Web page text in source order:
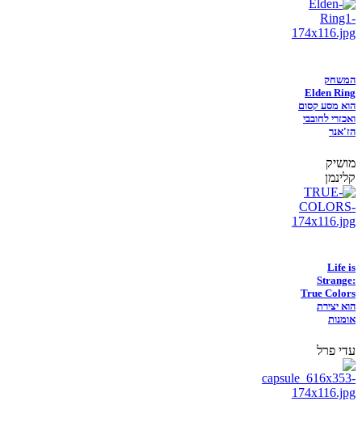
המשחק
Elden Ring
הוא מסע קסום
ואכזרי לחובבי
הז'אנר
מושיק
קלינמן
Life is
Strange:
True Colors
הוא יצירת
אומנות
עדי פרל